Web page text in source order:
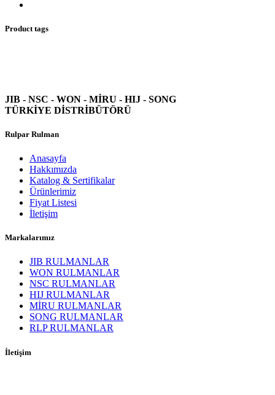
Product tags
JIB - NSC - WON - MİRU - HIJ - SONG
TÜRKİYE DİSTRİBÜTÖRÜ
Rulpar Rulman
Anasayfa
Hakkımızda
Katalog & Sertifikalar
Ürünlerimiz
Fiyat Listesi
İletişim
Markalarımız
JIB RULMANLAR
WON RULMANLAR
NSC RULMANLAR
HIJ RULMANLAR
MİRU RULMANLAR
SONG RULMANLAR
RLP RULMANLAR
İletişim